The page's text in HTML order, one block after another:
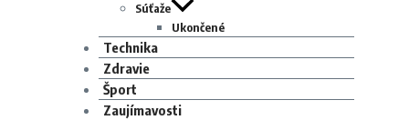
Súťaže
Ukončené
Technika
Zdravie
Šport
Zaujímavosti